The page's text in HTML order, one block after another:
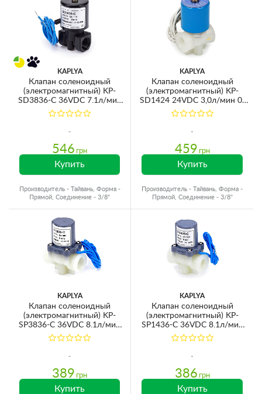
KAPLYA
Клапан соленоидный
(электромагнитный) KP-
SD3836-C 36VDC 7.1л/мин
6,2bar 3/8''ВР
546 грн
Купить
Производитель - Тайвань, Форма -
Прямой, Соединение - 3/8"
KAPLYA
Клапан соленоидный
(электромагнитный) KP-
SD1424 24VDC 3,0л/мин 0-
6,9bar 1/4''ВР
459 грн
Купить
Производитель - Тайвань, Форма -
Прямой, Соединение - 3/8"
KAPLYA
Клапан соленоидный
(электромагнитный) KP-
SP3836-C 36VDC 8.1л/мин
8,3bar 3/8''ВР
389 грн
Купить
KAPLYA
Клапан соленоидный
(электромагнитный) KP-
SP1436-C 36VDC 8.1л/мин
8,3bar 1/4''ВР
386 грн
Купить